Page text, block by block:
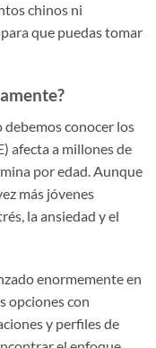
chinos ni
que puedas tomar
conocer los
afecta a millones de
por edad. Aunque
más jóvenes
la ansiedad y el
enormemente en
opciones con
y perfiles de